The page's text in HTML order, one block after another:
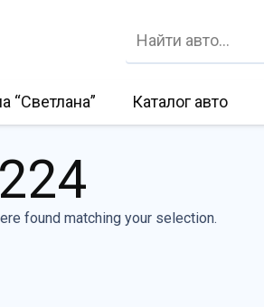
“Светлана” Каталог авто
found matching your selection.